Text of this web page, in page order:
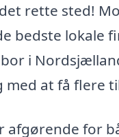
rette sted!
bedste lokale
i
at få flere
for